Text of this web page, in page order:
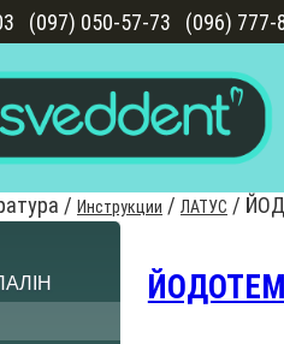
(097) 050-57-73 (096) 777-
/ Инструкции / ЛАТУС /